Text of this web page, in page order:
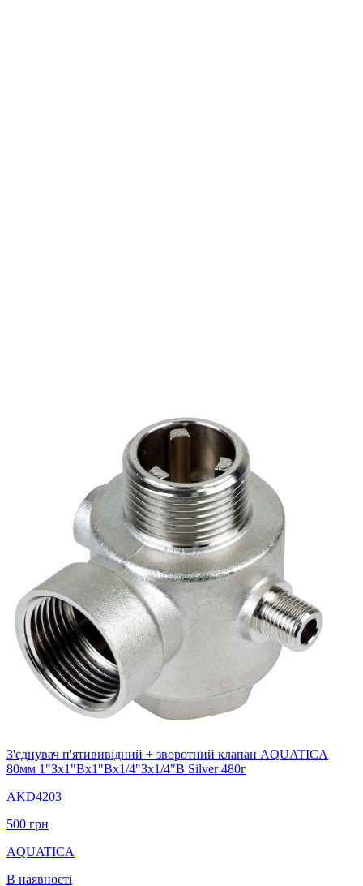
З'єднувач п'ятививідний + зворотний клапан AQUATICA
80мм 1"Зx1"Вx1"Вx1/4"Зx1/4"В Silver 480г
AKD4203
500 грн
AQUATICA
В наявності